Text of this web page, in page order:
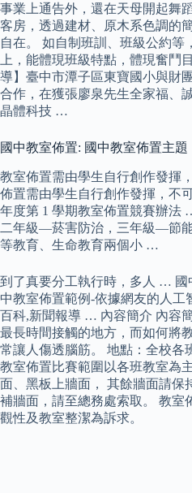
事業上通告外，還在天母開起舞
客房，透過建材、原木系色調的
自在。 如自制班訓、班級公約等
上，能體現班級特點，體現奮鬥
導】臺中市潭子區東寶國小與財
合作，在獲張廖泉先生全家福、
晶體科技 …
國中教室佈置: 國中教室佈置主題
教室佈置需由學生自行創作發揮
佈置需由學生自行創作發揮，不
年度第 1 學期教室佈置競賽辦法
二年級—菸害防治，三年級—節
等教育、生命教育兩個小 …
到了真要分工執行時，多人 … 國
中教室佈置範例-依據網友的人工
百科,新聞報導 … 內容簡介 內容
最長時間接觸的地方，而如何將
常讓人傷透腦筋。 地點：全校各
教室佈置比賽範圍以各班教室為
面、黑板上牆面， 其餘牆面請保
補牆面，請至總務處索取。 教室
觀性及教室整潔為訴求。